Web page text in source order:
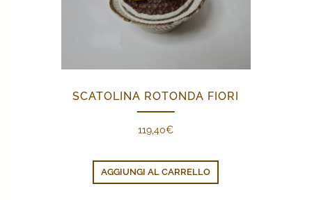
SCATOLINA ROTONDA FIORI
119,40€
AGGIUNGI AL CARRELLO